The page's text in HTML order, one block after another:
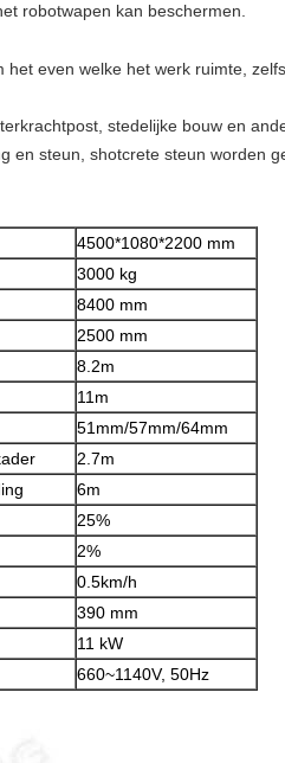
robotwapen kan beschermen.
even welke het werk ruimte,
stedelijke bouw en
en steun, shotcrete steun worden
4500*1080*2200 mm
3000 kg
8400 mm
2500 mm
8.2m
11m
51mm/57mm/64mm
2.7m
6m
25%
2%
0.5km/h
390 mm
11 kW
660~1140V, 50Hz